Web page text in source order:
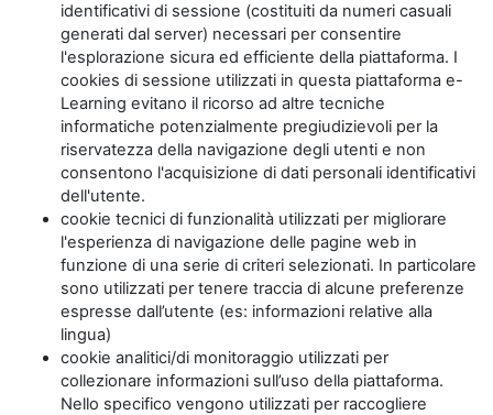
identificativi di sessione (costituiti da numeri casuali
generati dal server) necessari per consentire
l'esplorazione sicura ed efficiente della piattaforma. I
cookies di sessione utilizzati in questa piattaforma e-
Learning evitano il ricorso ad altre tecniche
informatiche potenzialmente pregiudizievoli per la
riservatezza della navigazione degli utenti e non
consentono l'acquisizione di dati personali identificativi
dell'utente.
cookie tecnici di funzionalità utilizzati per migliorare
l'esperienza di navigazione delle pagine web in
funzione di una serie di criteri selezionati. In particolare
sono utilizzati per tenere traccia di alcune preferenze
espresse dall’utente (es: informazioni relative alla
lingua)
cookie analitici/di monitoraggio utilizzati per
collezionare informazioni sull’uso della piattaforma.
Nello specifico vengono utilizzati per raccogliere